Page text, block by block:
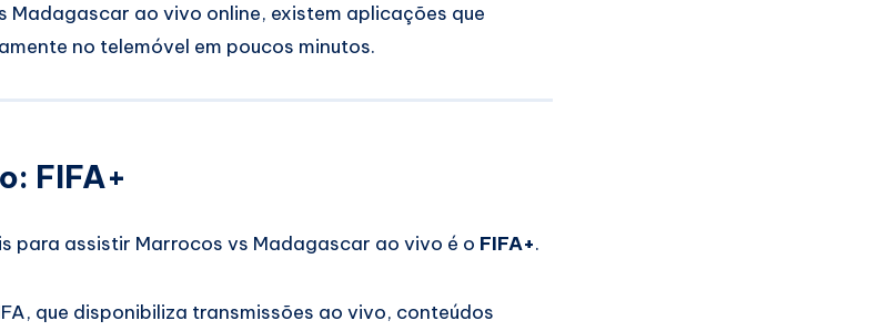
Madagascar ao vivo online, existem aplicações que
no telemóvel em poucos minutos.
FIFA+
para assistir Marrocos vs Madagascar ao vivo é o FIFA+.
que disponibiliza transmissões ao vivo, conteúdos